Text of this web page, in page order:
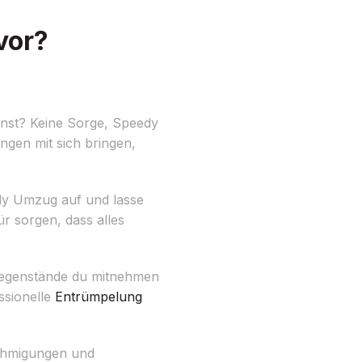
Keine Sorge, Speedy
mit sich bringen,
Umzug auf und lasse
sorgen, dass alles
du mitnehmen
Entrümpelung
und